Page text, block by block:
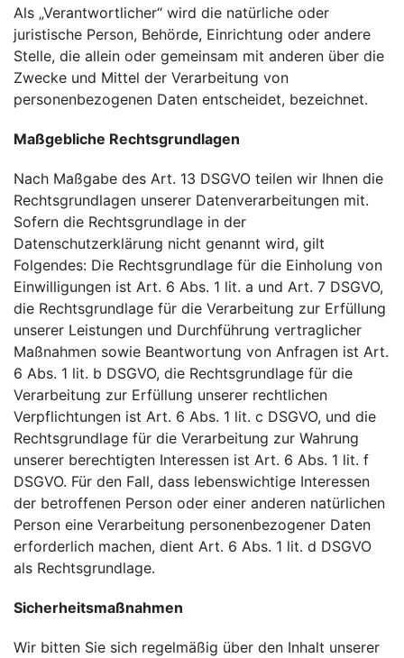
Als „Verantwortlicher“ wird die natürliche oder
juristische Person, Behörde, Einrichtung oder andere
Stelle, die allein oder gemeinsam mit anderen über die
Zwecke und Mittel der Verarbeitung von
personenbezogenen Daten entscheidet, bezeichnet.
Maßgebliche Rechtsgrundlagen
Nach Maßgabe des Art. 13 DSGVO teilen wir Ihnen die
Rechtsgrundlagen unserer Datenverarbeitungen mit.
Sofern die Rechtsgrundlage in der
Datenschutzerklärung nicht genannt wird, gilt
Folgendes: Die Rechtsgrundlage für die Einholung von
Einwilligungen ist Art. 6 Abs. 1 lit. a und Art. 7 DSGVO,
die Rechtsgrundlage für die Verarbeitung zur Erfüllung
unserer Leistungen und Durchführung vertraglicher
Maßnahmen sowie Beantwortung von Anfragen ist Art.
6 Abs. 1 lit. b DSGVO, die Rechtsgrundlage für die
Verarbeitung zur Erfüllung unserer rechtlichen
Verpflichtungen ist Art. 6 Abs. 1 lit. c DSGVO, und die
Rechtsgrundlage für die Verarbeitung zur Wahrung
unserer berechtigten Interessen ist Art. 6 Abs. 1 lit. f
DSGVO. Für den Fall, dass lebenswichtige Interessen
der betroffenen Person oder einer anderen natürlichen
Person eine Verarbeitung personenbezogener Daten
erforderlich machen, dient Art. 6 Abs. 1 lit. d DSGVO
als Rechtsgrundlage.
Sicherheitsmaßnahmen
Wir bitten Sie sich regelmäßig über den Inhalt unserer